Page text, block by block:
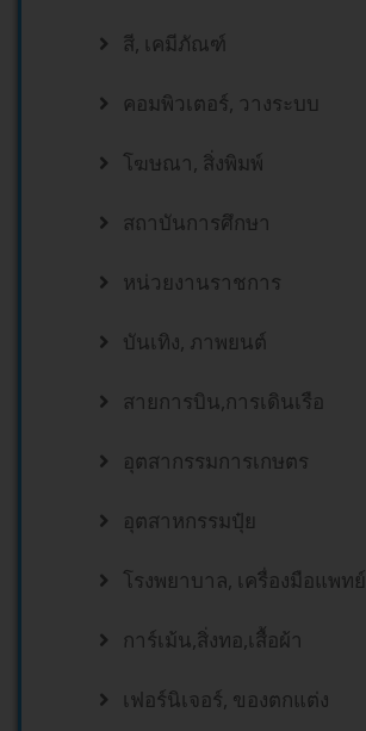
สี, เคมีภัณฑ์
คอมพิวเตอร์, วางระบบ
โฆษณา, สิ่งพิมพ์
สถาบันการศึกษา
หน่วยงานราชการ
บันเทิง, ภาพยนต์
สายการบิน,การเดินเรือ
อุตสากรรมการเกษตร
อุตสาหกรรมปุ๋ย
โรงพยาบาล, เครื่องมือแพทย์
การ์เม้น,สิ่งทอ,เสื้อผ้า
เฟอร์นิเจอร์, ของตกแต่ง